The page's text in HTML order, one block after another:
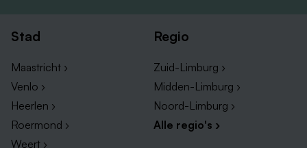
Stad
Maastricht ›
Venlo ›
Heerlen ›
Roermond ›
Weert ›
Regio
Zuid-Limburg ›
Midden-Limburg ›
Noord-Limburg ›
Alle regio's ›